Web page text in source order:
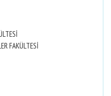
FAKÜLTESİ